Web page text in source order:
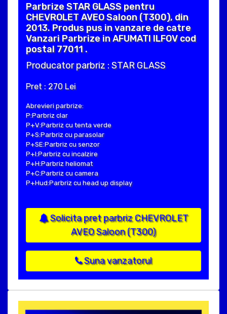
Parbrize STAR GLASS pentru
CHEVROLET AVEO Saloon (T300), din
2013. Produs pus in vanzare de catre
Vanzari Parbrize in AFUMATI ILFOV cod
postal 77011 .
Producator parbriz : STAR GLASS
Pret : 270 Lei
Abrevieri parbrize:
P:Parbriz clar
P+V:Parbriz cu tenta verde
P+S:Parbriz cu parasolar
P+SE:Parbriz cu senzor
P+I:Parbriz cu incalzire
P+H:Parbriz heliomat
P+C:Parbriz cu camera
P+Hud:Parbriz cu head up display
Solicita pret parbriz CHEVROLET
AVEO Saloon (T300)
Suna vanzatorul